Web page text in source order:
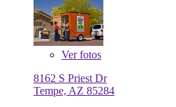
Verfotos
8162 S Priest Dr
Tempe, AZ 85284